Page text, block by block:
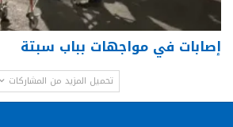
إصابات في مواجهات بباب سبتة
تحميل المزيد من المشاركات